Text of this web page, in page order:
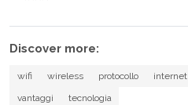
Discover more:
wifi wireless protocollo internet
vantaggi
tecnologia